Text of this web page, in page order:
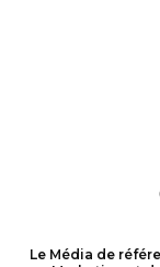
Le Média de